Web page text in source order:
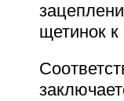
щетинок